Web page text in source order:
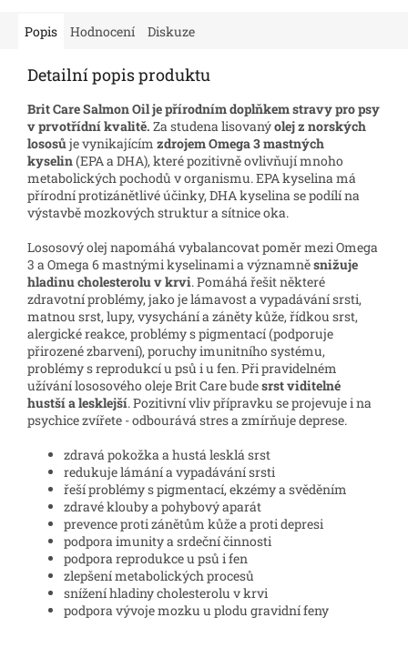
Popis Hodnocení Diskuze
Detailní popis produktu
Brit Care Salmon Oil je přírodním doplňkem stravy pro psy
v prvotřídní kvalitě. Za studena lisovanýolej z norských
lososůje vynikajícím zdrojem Omega 3mastných
kyselin(EPA a DHA), které pozitivně ovlivňují mnoho
metabolických pochodů v organismu. EPA kyselina má
přírodní protizánětlivé účinky, DHA kyselina se podílí na
výstavbě mozkových struktur a sítnice oka.
Lososový olej napomáhá vybalancovat poměr mezi Omega
3 a Omega 6 mastnými kyselinami a významněsnižuje
hladinu cholesterolu v krvi. Pomáhá řešit některé
zdravotní problémy, jako je lámavost a vypadávání srsti,
matnou srst, lupy, vysychání a záněty kůže, řídkou srst,
alergické reakce, problémy s pigmentací (podporuje
přirozené zbarvení), poruchy imunitního systému,
problémy s reprodukcí u psů i u fen. Při pravidelném
užívání lososového oleje Brit Care budesrst viditelné
hustší a lesklejší. Pozitivní vliv přípravku se projevuje i na
psychice zvířete - odbourává stres a zmírňuje deprese.
zdravá pokožka a hustá lesklá srst
redukuje lámání a vypadávání srsti
řeší problémy s pigmentací, ekzémy a svěděním
zdravé klouby a pohybový aparát
prevence proti zánětům kůže a proti depresi
podpora imunity a srdeční činnosti
podpora reprodukce u psů i fen
zlepšení metabolických procesů
snížení hladiny cholesterolu v krvi
podpora vývoje mozku u plodu gravidní feny